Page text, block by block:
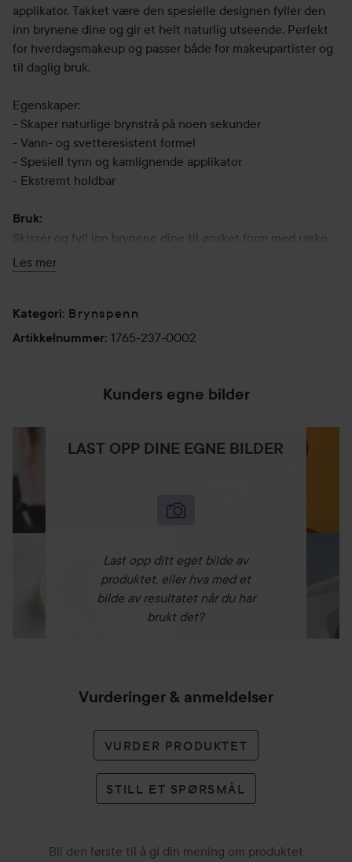
applikator. Takket være den spesielle designen fyller den
inn brynene dine og gir et helt naturlig utseende. Perfekt
for hverdagsmakeup og passer både for makeupartister og
til daglig bruk.
Egenskaper:
- Skaper naturlige brynstrå på noen sekunder
- Vann- og svetteresistent formel
- Spesiell tynn og kamlignende applikator
- Ekstremt holdbar
Bruk:
Skissér og fyll inn brynene dine til ønsket form med raske
og presise drag. Husk å lage 3 til 4 linjer med ett drag!
Les mer
Kategori: Brynspenn
Artikkelnummer: 1765-237-0002
Kunders egne bilder
LAST OPP DINE EGNE BILDER
Last opp ditt eget bilde av
produktet, eller hva med et
bilde av resultatet når du har
brukt det?
Vurderinger & anmeldelser
VURDER PRODUKTET
STILL ET SPØRSMÅL
Bli den første til å gi din mening om produktet